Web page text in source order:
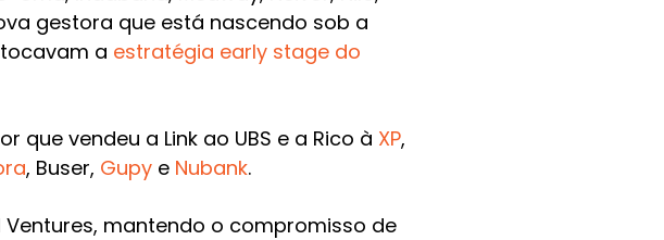
gestora que está nascendo sob a
a estratégia early stage do
vendeu a Link ao UBS e a Rico à XP,
, Buser, Gupye Nubank.
mantendo o compromisso de